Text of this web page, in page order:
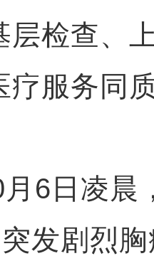
层检查、
疗服务同
日凌晨
发剧烈